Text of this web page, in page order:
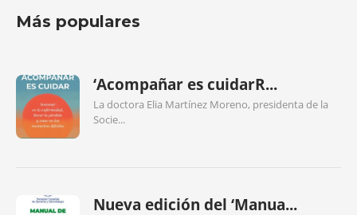
Más populares
‘Acompañar es cuidarR...
La doctora Elia Martínez Moreno, presidenta de la
Socie...
Nueva edición del ‘Manua...